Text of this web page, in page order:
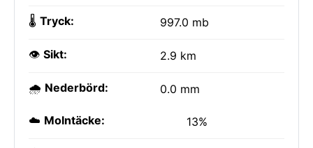
🌡️ Tryck: 997.0 mb
👁️ Sikt: 2.9 km
🌧️ Nederbörd: 0.0 mm
☁️ Molntäcke: 13%